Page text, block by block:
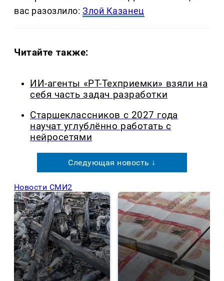
вас разозлило:Злой Казанец
Читайте также:
ИИ-агенты «РТ-Техприемки» взяли на
себя часть задач разработки
Старшеклассников с 2027 года
научат углублённо работать с
нейросетями
Следующая новость ↓
Новости СМИ2